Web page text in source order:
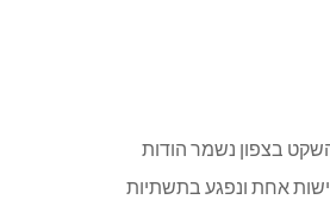
בצפון נשמר הודות
אחת ונפגע בתשתיות